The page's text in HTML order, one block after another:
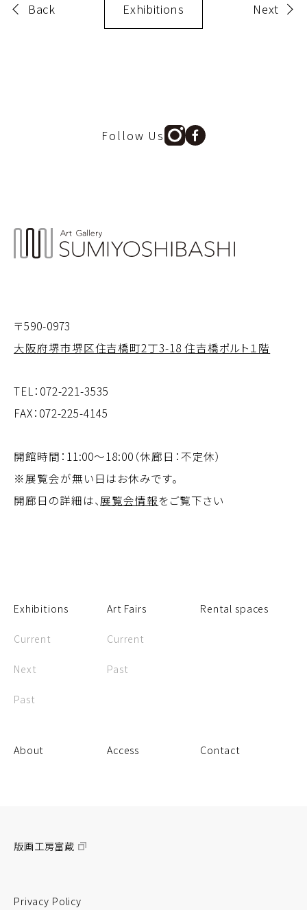
Back Exhibitions Next
Follow Us
〒590-0973
大阪府堺市堺区住吉橋町2丁3-18 住吉橋ポルト１階
TEL： 072-221-3535
FAX：072-225-4145
開館時間：11:00～18:00（休廊日：不定休）
※展覧会が無い日はお休みです。
開廊日の詳細は、展覧会情報をご覧下さい
Exhibitions
Current
Next
Past
Art Fairs
Current
Past
Rental spaces
About Access Contact
版画工房富蔵
Privacy Policy